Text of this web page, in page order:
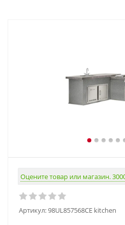
Оцените товар или магазин.
Артикул:98UL857568CE kitchen